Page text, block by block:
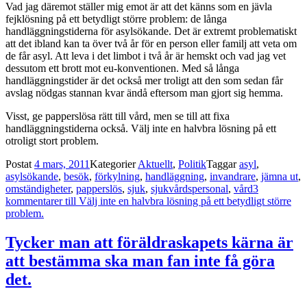
Vad jag däremot ställer mig emot är att det känns som en jävla
fejklösning på ett betydligt större problem: de långa
handläggningstiderna för asylsökande. Det är extremt problematiskt
att det ibland kan ta över två år för en person eller familj att veta om
de får asyl. Att leva i det limbot i två år är hemskt och vad jag vet
dessutom ett brott mot eu-konventionen. Med så långa
handläggningstider är det också mer troligt att den som sedan får
avslag nödgas stannan kvar ändå eftersom man gjort sig hemma.
Visst, ge papperslösa rätt till vård, men se till att fixa
handläggningstiderna också. Välj inte en halvbra lösning på ett
otroligt stort problem.
Postat 4 mars, 2011KategorierAktuellt, PolitikTaggarasyl,
asylsökande, besök, förkylning, handläggning, invandrare, jämna ut,
omständigheter, papperslös, sjuk, sjukvårdspersonal, vård3
kommentarertill Välj inte en halvbra lösning på ett betydligt större
problem.
Tycker man att föräldraskapets kärna är
att bestämma ska man fan inte få göra
det.